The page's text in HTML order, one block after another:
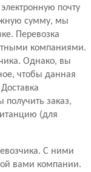
почту
сумму, мы
Перевозка
компаниями.
Однако, вы
чтобы данная
заказ,
(для
С ними
вами компании.